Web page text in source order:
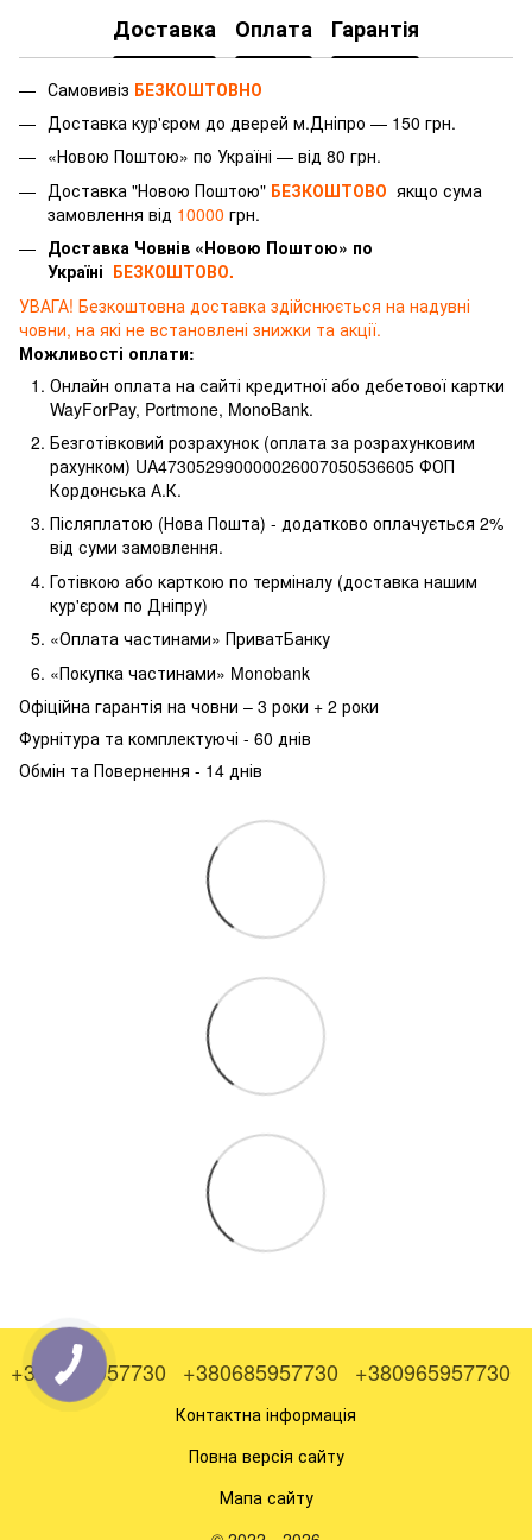
Доставка Оплата Гарантія
Самовивіз БЕЗКОШТОВНО
Доставка кур'єром до дверей м.Дніпро — 150 грн.
«Новою Поштою» по Україні — від 80 грн.
Доставка "Новою Поштою" БЕЗКОШТОВО якщо сума
замовлення від 10000 грн.
Доставка Човнів «Новою Поштою» по
Україні БЕЗКОШТОВО.
УВАГА! Безкоштовна доставка здійснюється на надувні
човни, на які не встановлені знижки та акції.
Можливості оплати:
Онлайн оплата на сайті кредитної або дебетової картки
WayForPay, Portmone, MonoBank.
Безготівковий розрахунок (оплата за розрахунковим
рахунком) UA473052990000026007050536605 ФОП
Кордонська А.К.
Післяплатою (Нова Пошта) - додатково оплачується 2%
від суми замовлення.
Готівкою або карткою по терміналу (доставка нашим
кур'єром по Дніпру)
«Оплата частинами» ПриватБанку
«Покупка частинами» Monobank
Офіційна гарантія на човни – 3 роки + 2 роки
Фурнітура та комплектуючі - 60 днів
Обмін та Повернення - 14 днів
+380505957730 +380685957730 +380965957730
Контактна інформація
Повна версія сайту
Мапа сайту